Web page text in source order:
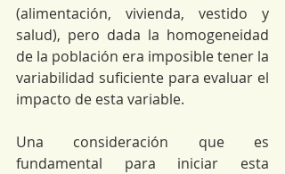
(alimentación, vivienda, vestido y
salud), pero dada la homogeneidad
de la población era imposible tener la
variabilidad suficiente para evaluar el
impacto de esta variable.
Una consideración que es
fundamental para iniciar esta